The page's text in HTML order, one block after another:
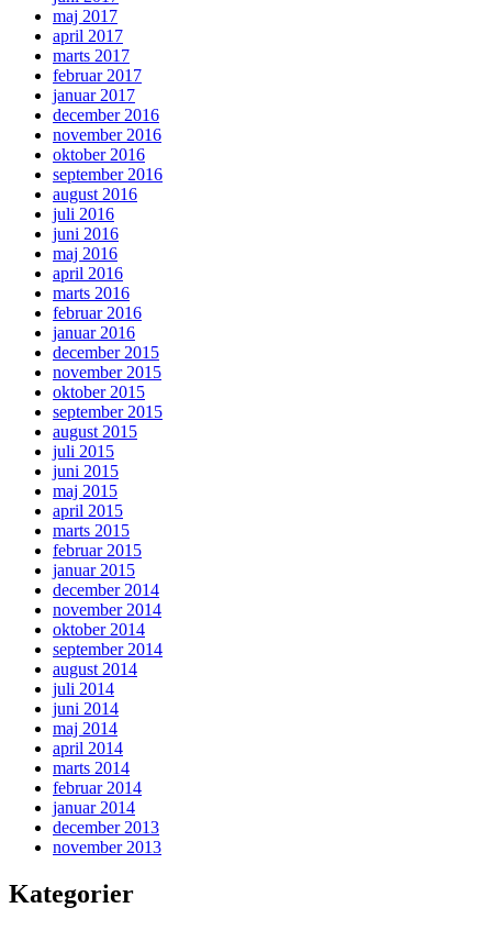
maj 2017
april 2017
marts 2017
februar 2017
januar 2017
december 2016
november 2016
oktober 2016
september 2016
august 2016
juli 2016
juni 2016
maj 2016
april 2016
marts 2016
februar 2016
januar 2016
december 2015
november 2015
oktober 2015
september 2015
august 2015
juli 2015
juni 2015
maj 2015
april 2015
marts 2015
februar 2015
januar 2015
december 2014
november 2014
oktober 2014
september 2014
august 2014
juli 2014
juni 2014
maj 2014
april 2014
marts 2014
februar 2014
januar 2014
december 2013
november 2013
Kategorier